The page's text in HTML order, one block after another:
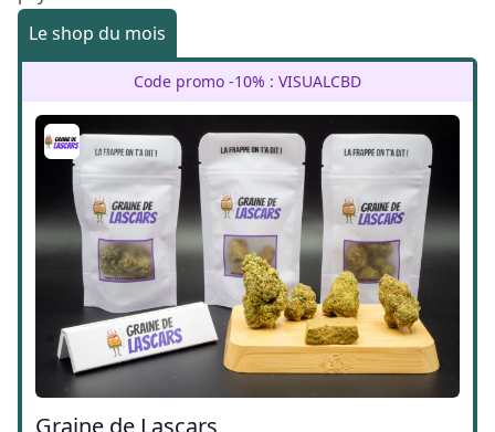
Le shop du mois
Code promo -10% : VISUALCBD
Graine de Lascars